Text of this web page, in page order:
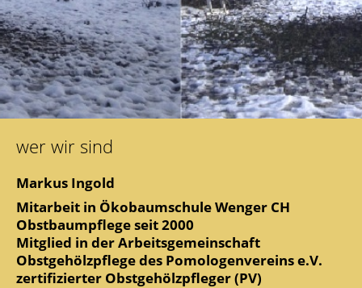
wer wir sind
Markus Ingold
Mitarbeit in Ökobaumschule Wenger CH
Obstbaumpflege seit 2000
Mitglied in der Arbeitsgemeinschaft
Obstgehölzpflege des Pomologenvereins e.V.
zertifizierter Obstgehölzpfleger (PV)